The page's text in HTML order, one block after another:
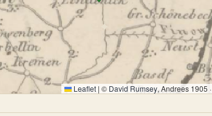
Leaflet | © David Rumsey, Andrees 1905 ·